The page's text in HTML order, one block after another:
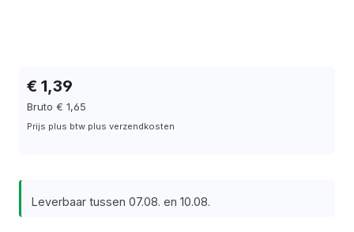
€ 1,39
Bruto € 1,65
Prijs plus btw plus verzendkosten
Leverbaar tussen 07.08. en 10.08.